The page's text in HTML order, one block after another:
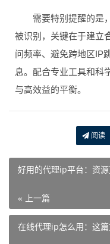
需要特别提醒的是
被识别，关键在于建立
问频率、避免跨地区IP
息。配合专业工具和科
与高效益的平衡。
阅读
好用的代理ip平台：资
« 上一篇
在线代理ip怎么用：这